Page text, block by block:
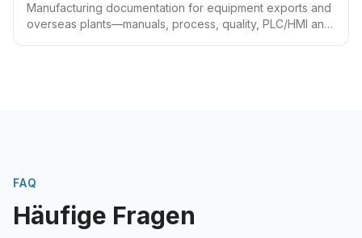
Manufacturing documentation for equipment exports and
overseas plants—manuals, process, quality, PLC/HMI and
FAQ
Häufige Fragen